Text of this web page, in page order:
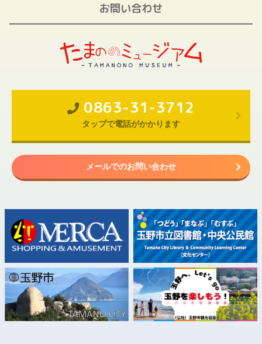
お問い合わせ
0863-31-3712
タップで電話がかかります
メールでのお問い合わせ